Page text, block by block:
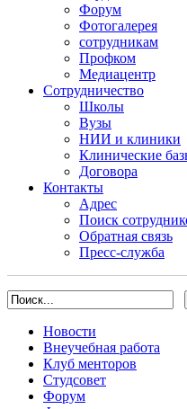
Форум
Фотогалерея
сотрудникам
Профком
Медиацентр
Сотрудничество
Школы
Вузы
НИИ и клиники
Клинические
Договора
Контакты
Адрес
Поиск
Обратная связь
Пресс-служба
Новости
Внеучебная работа
Клуб менторов
Студсовет
Форум